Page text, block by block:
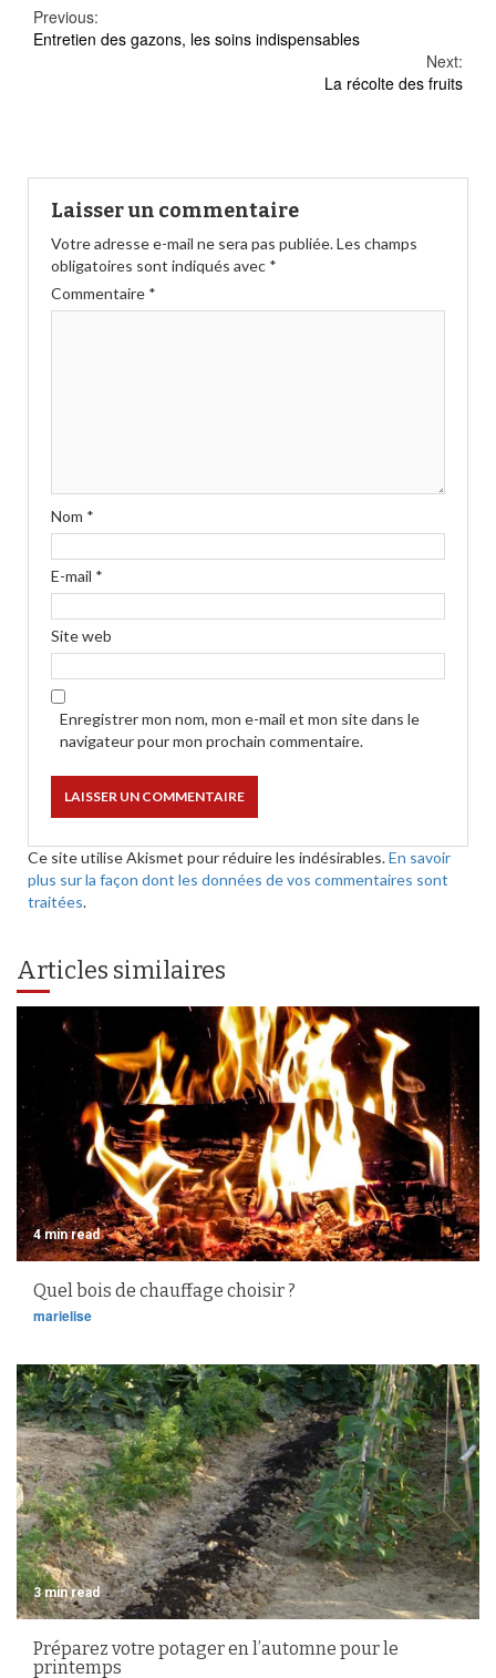
Continue
Reading
Previous:
Entretien des gazons, les soins indispensables
Next:
La récolte des fruits
Laisser un commentaire
Votre adresse e-mail ne sera pas publiée.Les champs
obligatoires sont indiqués avec *
Commentaire *
Nom *
E-mail *
Site web
Enregistrer mon nom, mon e-mail et mon site dans le
navigateur pour mon prochain commentaire.
Ce site utilise Akismet pour réduire les indésirables.En savoir
plus sur la façon dont les données de vos commentaires sont
traitées.
Articles similaires
4 min read
Quel bois de chauffage choisir ?
marielise
3 min read
Préparez votre potager en l’automne pour le
printemps